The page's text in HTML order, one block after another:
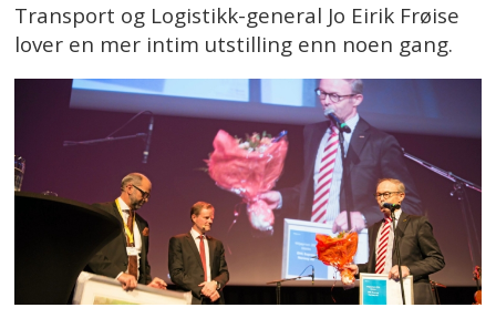
Transport og Logistikk-general Jo Eirik Frøise
lover en mer intim utstilling enn noen gang.